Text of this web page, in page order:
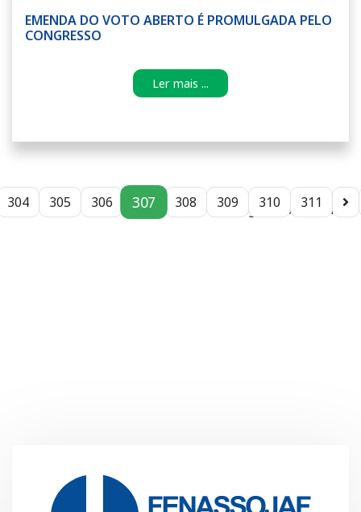
EMENDA DO VOTO ABERTO É PROMULGADA PELO
CONGRESSO
Ler mais ...
Página 307 de 312
304 305 306 307 308 309 310 311